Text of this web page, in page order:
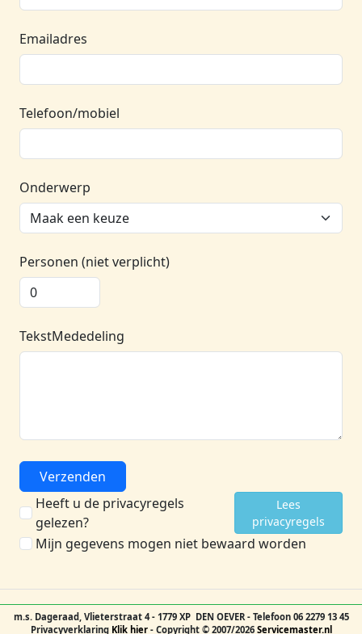
Emailadres
Telefoon/mobiel
Onderwerp
Personen (niet verplicht)
TekstMededeling
Verzenden
Heeft u de privacyregels
gelezen?
Lees
privacyregels
Mijn gegevens mogen niet bewaard worden
m.s. Dageraad, Vlieterstraat 4 - 1779 XP DEN OEVER - Telefoon 06 2279 13 45
Privacyverklaring Klik hier- Copyright © 2007/2026 Servicemaster.nl